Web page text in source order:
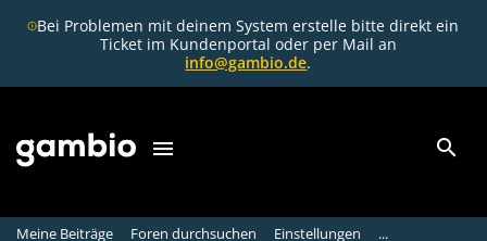
Bei Problemen mit deinem System erstelle bitte direkt ein
Ticket im Kundenportal oder per Mail an
info@gambio.de.
Meine Beiträge Foren durchsuchen Einstellungen ...